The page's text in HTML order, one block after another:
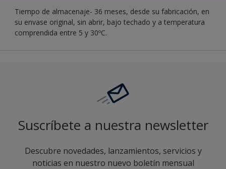
Tiempo de almacenaje- 36 meses, desde su fabricación, en
su envase original, sin abrir, bajo techado y a temperatura
comprendida entre 5 y 30ºC.
Suscríbete a nuestra newsletter
Descubre novedades, lanzamientos, servicios y
noticias en nuestro nuevo boletín mensual